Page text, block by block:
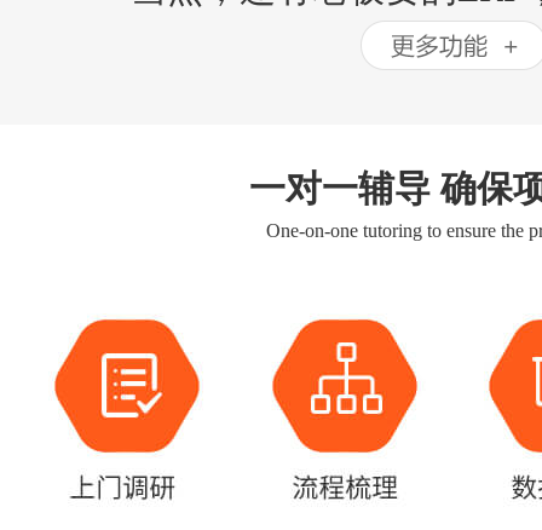
一对一辅导 确保
One-on-one tutoring to ensure the